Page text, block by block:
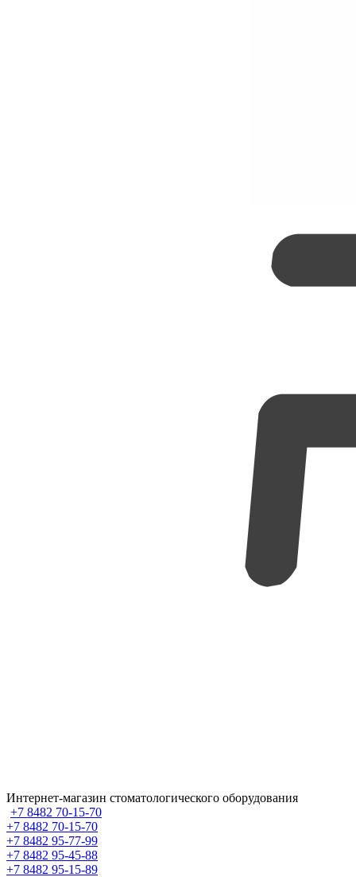
Интернет-магазин стоматологического оборудования
+7 8482 70-15-70
+7 8482 70-15-70
+7 8482 95-77-99
+7 8482 95-45-88
+7 8482 95-15-89